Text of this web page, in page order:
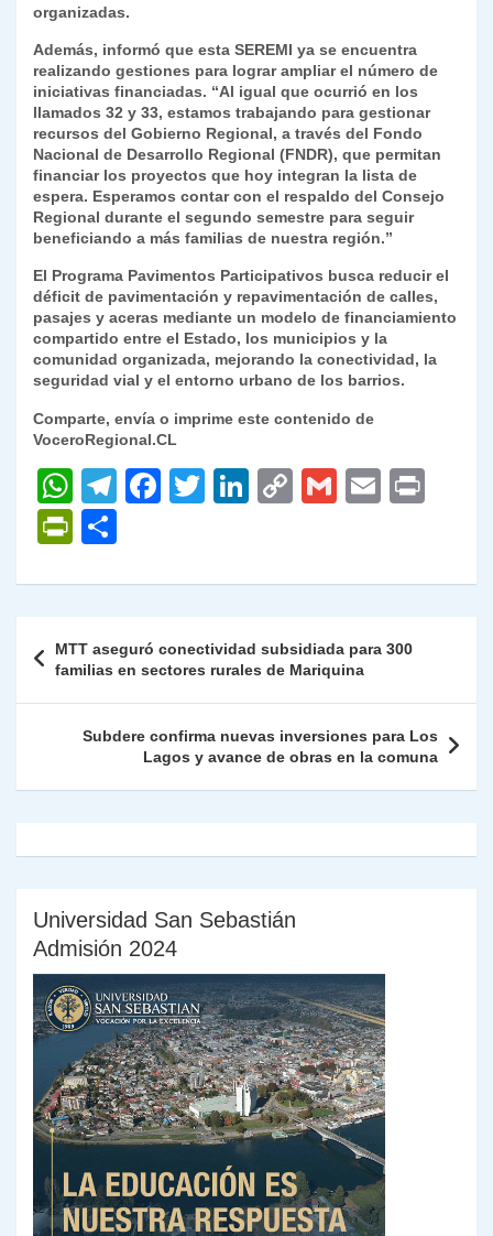
organizadas.
Además, informó que esta SEREMI ya se encuentra
realizando gestiones para lograr ampliar el número de
iniciativas financiadas. “Al igual que ocurrió en los
llamados 32 y 33, estamos trabajando para gestionar
recursos del Gobierno Regional, a través del Fondo
Nacional de Desarrollo Regional (FNDR), que permitan
financiar los proyectos que hoy integran la lista de
espera. Esperamos contar con el respaldo del Consejo
Regional durante el segundo semestre para seguir
beneficiando a más familias de nuestra región.”
El Programa Pavimentos Participativos busca reducir el
déficit de pavimentación y repavimentación de calles,
pasajes y aceras mediante un modelo de financiamiento
compartido entre el Estado, los municipios y la
comunidad organizada, mejorando la conectividad, la
seguridad vial y el entorno urbano de los barrios.
Comparte, envía o imprime este contenido de
VoceroRegional.CL
W
h
at
s
p
p
T
gr
m
F
e
o
o
k
T
er
Li
e
n
C
y
n
k
G
l
E
l
P
nt
Fr
ie
n
dl
m
ar
tir
de
entradas
MTT aseguró conectividad subsidiada para 300
familias en sectores rurales de Mariquina
Subdere confirma nuevas inversiones para Los
Lagos y avance de obras en la comuna
Universidad San Sebastián
Admisión 2024